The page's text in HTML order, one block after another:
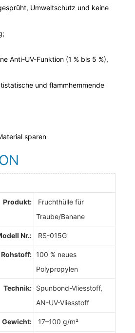
Umweltschutz und keine
Anti-UV-Funktion (1 % bis 5 %),
und flammhemmende
sparen
Produkt:
Fruchthülle für
Traube/Banane
Nr.: RS-015G
Rohstoff: 100 % neues
Polypropylen
Technik: Spunbond-Vliesstoff,
AN-UV-Vliesstoff
Gewicht: 17–100 g/m²